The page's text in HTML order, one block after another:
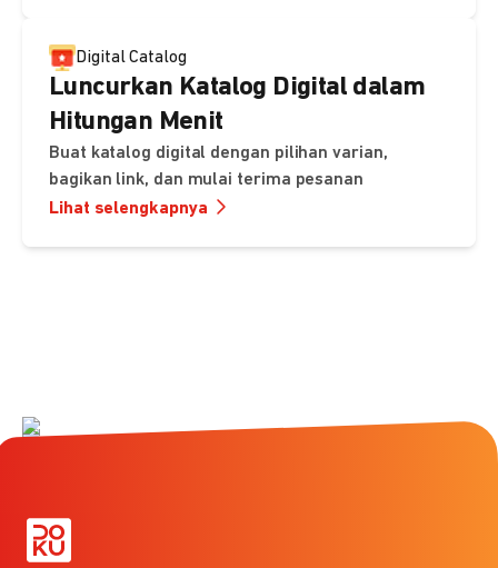
Digital Catalog
Luncurkan Katalog Digital dalam
Hitungan Menit
Buat katalog digital dengan pilihan varian,
bagikan link, dan mulai terima pesanan
Lihat selengkapnya